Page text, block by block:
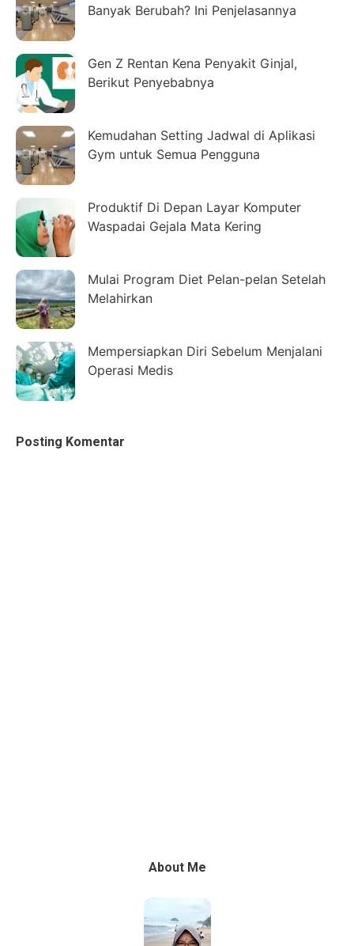
Banyak Berubah? Ini Penjelasannya
Gen Z Rentan Kena Penyakit Ginjal,
Berikut Penyebabnya
Kemudahan Setting Jadwal di Aplikasi
Gym untuk Semua Pengguna
Produktif Di Depan Layar Komputer
Waspadai Gejala Mata Kering
Mulai Program Diet Pelan-pelan Setelah
Melahirkan
Mempersiapkan Diri Sebelum Menjalani
Operasi Medis
Posting Komentar
About Me